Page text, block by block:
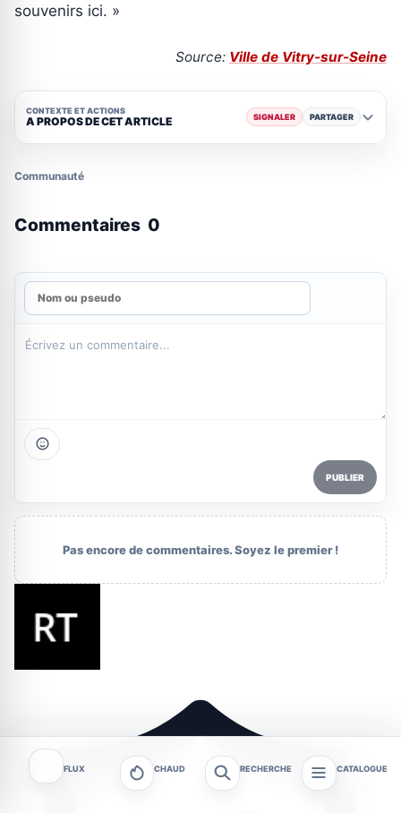
souvenirs ici. »
Source: Ville de Vitry-sur-Seine
CONTEXTE ET ACTIONS
A PROPOS DE CET ARTICLE SIGNALER PARTAGER
Communauté
Commentaires 0
PUBLIER
Pas encore de commentaires. Soyez le premier !
FLUX CHAUD RECHERCHE CATALOGUE